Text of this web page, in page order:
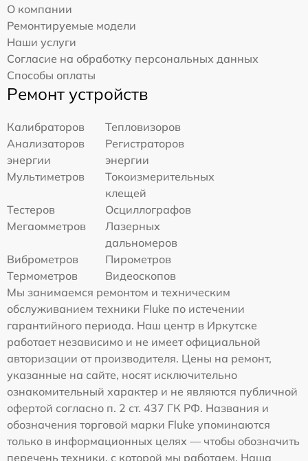
О компании
Ремонтируемые модели
Наши услуги
Согласие на обработку персональных данных
Способы оплаты
Ремонт устройств
Калибраторов
Тепловизоров
Анализаторов
энергии
Регистраторов
энергии
Мультиметров
Токоизмерительных
клещей
Тестеров
Осциллографов
Мегаомметров
Лазерных
дальномеров
Виброметров
Пирометров
Термометров
Видеоскопов
Мы занимаемся ремонтом и техническим
обслуживанием техники Fluke по истечении
гарантийного периода. Наш центр в Иркутске
работает независимо и не имеет официальной
авторизации от производителя. Цены на ремонт,
указанные на сайте, носят исключительно
ознакомительный характер и не являются публичной
офертой согласно п. 2 ст. 437 ГК РФ. Названия и
обозначения торговой марки Fluke упоминаются
только в информационных целях — чтобы обозначить
перечень техники, с которой мы работаем. Наша